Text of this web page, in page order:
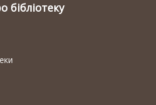
бібліотеку